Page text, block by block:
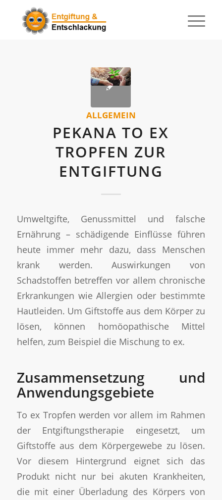
ALLGEMEIN
PEKANA TO EX
TROPFEN ZUR
ENTGIFTUNG
Umweltgifte, Genussmittel und falsche
Ernährung – schädigende Einflüsse führen
heute immer mehr dazu, dass Menschen
krank werden. Auswirkungen von
Schadstoffen betreffen vor allem chronische
Erkrankungen wie Allergien oder bestimmte
Hautleiden. Um Giftstoffe aus dem Körper zu
lösen, können homöopathische Mittel
helfen, zum Beispiel die Mischung to ex.
Zusammensetzung und
Anwendungsgebiete
To ex Tropfen werden vor allem im Rahmen
der Entgiftungstherapie eingesetzt, um
Giftstoffe aus dem Körpergewebe zu lösen.
Vor diesem Hintergrund eignet sich das
Produkt nicht nur bei akuten Krankheiten,
die mit einer Überladung des Körpers von